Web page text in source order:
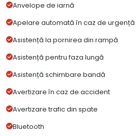
Anvelope de iarnă
Apelare automată în caz de urgență
Asistență la pornirea din rampă
Asistență pentru faza lungă
Asistență schimbare bandă
Avertizare în caz de accident
Avertizare trafic din spate
Bluetooth